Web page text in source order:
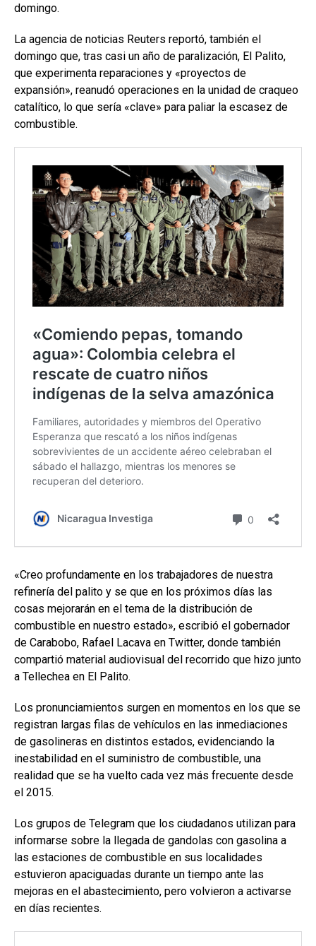
domingo.
La agencia de noticias Reuters reportó, también el
domingo que, tras casi un año de paralización, El Palito,
que experimenta reparaciones y «proyectos de
expansión», reanudó operaciones en la unidad de craqueo
catalítico, lo que sería «clave» para paliar la escasez de
combustible.
«Creo profundamente en los trabajadores de nuestra
refinería del palito y se que en los próximos días las
cosas mejorarán en el tema de la distribución de
combustible en nuestro estado», escribió el gobernador
de Carabobo, Rafael Lacava en Twitter, donde también
compartió material audiovisual del recorrido que hizo junto
a Tellechea en El Palito.
Los pronunciamientos surgen en momentos en los que se
registran largas filas de vehículos en las inmediaciones
de gasolineras en distintos estados, evidenciando la
inestabilidad en el suministro de combustible, una
realidad que se ha vuelto cada vez más frecuente desde
el 2015.
Los grupos de Telegram que los ciudadanos utilizan para
informarse sobre la llegada de gandolas con gasolina a
las estaciones de combustible en sus localidades
estuvieron apaciguadas durante un tiempo ante las
mejoras en el abastecimiento, pero volvieron a activarse
en días recientes.